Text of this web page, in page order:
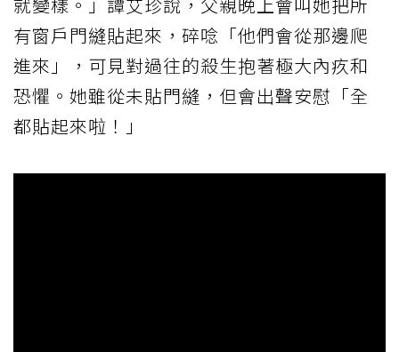
就變樣。」譚艾珍說，父親晚上會叫她把所
有窗戶門縫貼起來，碎唸「他們會從那邊爬
進來」，可見對過往的殺生抱著極大內疚和
恐懼。她雖從未貼門縫，但會出聲安慰「全
都貼起來啦！」